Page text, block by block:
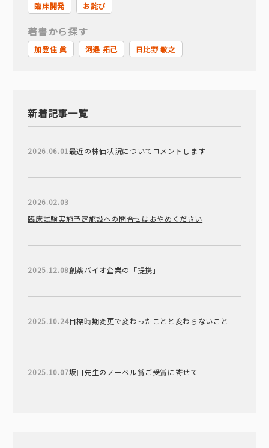
臨床開発
お詫び
著書から探す
加登住 眞 河邊 拓己 日比野 敏之
新着記事一覧
2026.06.01最近の株価状況についてコメントします
2026.02.03
臨床試験実施予定施設への問合せはおやめください
2025.12.08創薬バイオ企業の「提携」
2025.10.24目標時期変更で変わったことと変わらないこと
2025.10.07坂口先生のノーベル賞ご受賞に寄せて